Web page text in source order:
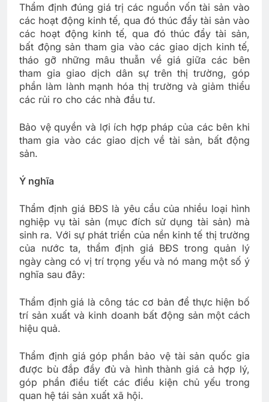
Thẩm định đúng giá trị các nguồn vốn tài sản vào
các hoạt động kinh tế, qua đó thúc đẩy tài sản vào
các hoạt động kinh tế, qua đó thúc đẩy tài sản,
bất động sản tham gia vào các giao dịch kinh tế,
tháo gỡ những mâu thuẫn về giá giữa các bên
tham gia giao dịch dân sự trên thị trường, góp
phần làm lành mạnh hóa thị trường và giảm thiểu
các rủi ro cho các nhà đầu tư.
Bảo vệ quyền và lợi ích hợp pháp của các bên khi
tham gia vào các giao dịch về tài sản, bất động
sản.
Ý nghĩa
Thẩm định giá BĐS là yêu cầu của nhiều loại hình
nghiệp vụ tài sản (mục đích sử dụng tài sản) mà
sinh ra. Với sự phát triển của nền kinh tế thị trường
của nước ta, thẩm định giá BĐS trong quản lý
ngày càng có vị trí trọng yếu và nó mang một số ý
nghĩa sau đây:
Thẩm định giá là công tác cơ bản để thực hiện bố
trí sản xuất và kinh doanh bất động sản một cách
hiệu quả.
Thẩm định giá góp phần bảo vệ tài sản quốc gia
được bù đắp đầy đủ và hình thành giá cả hợp lý,
góp phần điều tiết các điều kiện chủ yếu trong
quan hệ tái sản xuất xã hội.